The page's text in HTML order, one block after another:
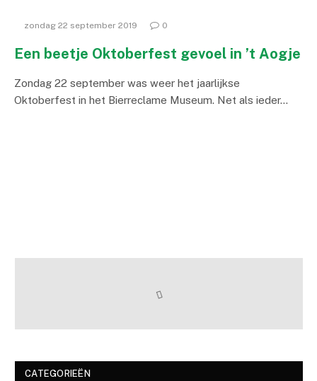
zondag 22 september 2019 0
Een beetje Oktoberfest gevoel in ’t Aogje
Zondag 22 september was weer het jaarlijkse
Oktoberfest in het Bierreclame Museum. Net als ieder…
CATEGORIEËN